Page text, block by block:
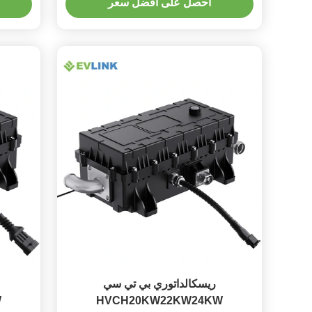
إديلي ، ريسكالدامنتو كابينا BTMS RBS ،احصل على أفضل سعر
ريسكالداتوري بي تي سي
HVCH20KW22KW24KW